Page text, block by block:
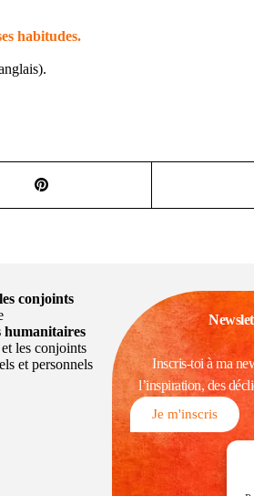
habitudes.
conjoints
humanitaires
les conjoints
et personnels
Inscris-toi à ma
l’inspiration, des
Je m'inscris